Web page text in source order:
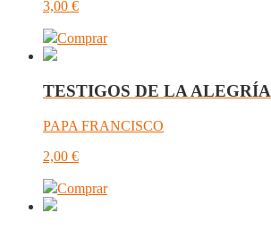
3,00 €
Comprar
TESTIGOS DE LA ALEGRÍA
PAPA FRANCISCO
2,00 €
Comprar